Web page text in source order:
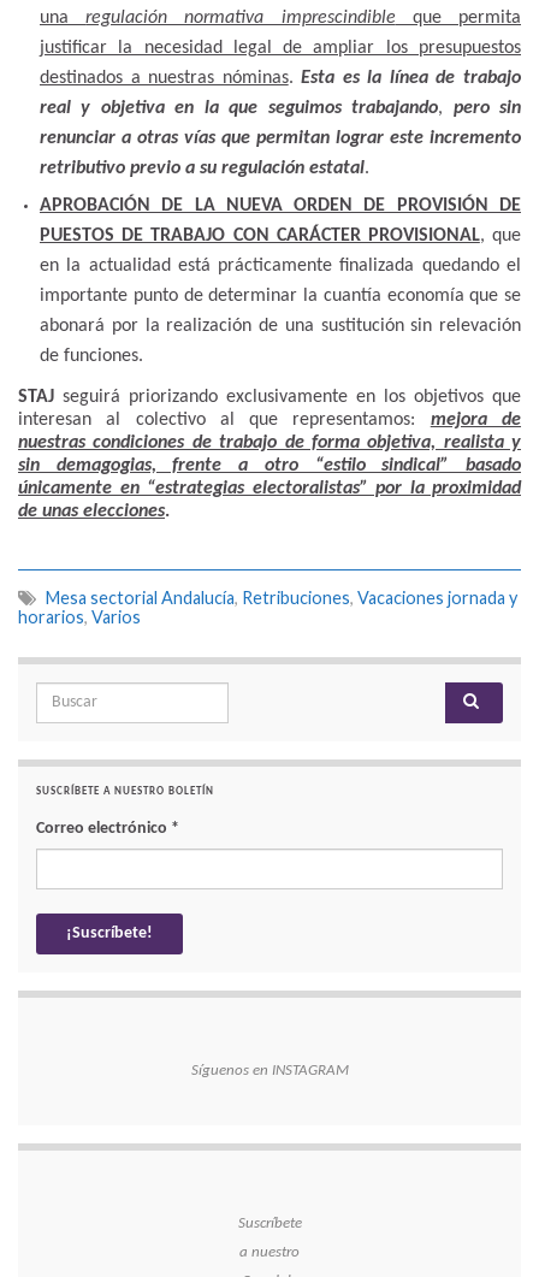
unaregulación normativa imprescindible que permita
justificar la necesidad legal de ampliar los presupuestos
destinados a nuestras nóminas.Esta es la línea de trabajo
real y objetiva en la que seguimos trabajando, pero sin
renunciar a otras vías que permitan lograr este incremento
retributivo previo a su regulación estatal.
APROBACIÓN DE LA NUEVA ORDEN DE PROVISIÓN DE
PUESTOS DE TRABAJO CON CARÁCTER PROVISIONAL, que
en la actualidad está prácticamente finalizada quedando el
importante punto de determinar la cuantía economía que se
abonará por la realización de una sustitución sin relevación
de funciones.
STAJ seguirá priorizando exclusivamente en los objetivos que
interesan al colectivo al que representamos:
mejora de
nuestras condiciones de trabajo de forma objetiva, realista y
sin demagogias, frente a otro “estilo sindical” basado
únicamente en “estrategias electoralistas” por la proximidad
de unas elecciones.
Mesa sectorial Andalucía, Retribuciones, Vacaciones jornada y
horarios, Varios
Search for:
SUSCRÍBETE A NUESTRO BOLETÍN
Correo electrónico *
Síguenos en INSTAGRAM
Suscríbete
a nuestro